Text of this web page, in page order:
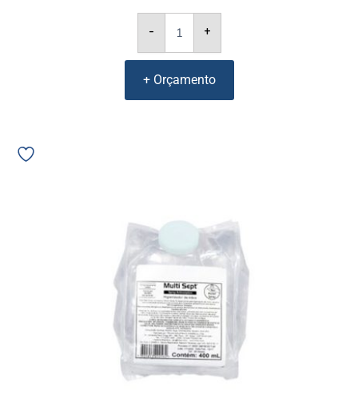
- +
+ Orçamento
mãos
40ml
470AS
10497
quantidade